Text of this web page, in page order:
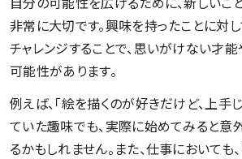
非常に大切です。興味を持ったことに対
チャレンジすることで、思いがけない才
可能性があります。
例えば、「絵を描くのが好きだけど、上手
ていた趣味でも、実際に始めてみると意
るかもしれません。また、仕事においても